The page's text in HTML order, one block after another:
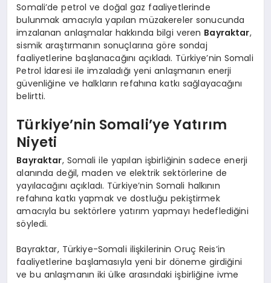
Somali’de petrol ve doğal gaz faaliyetlerinde
bulunmak amacıyla yapılan müzakereler sonucunda
imzalanan anlaşmalar hakkında bilgi veren Bayraktar,
sismik araştırmanın sonuçlarına göre sondaj
faaliyetlerine başlanacağını açıkladı. Türkiye’nin Somali
Petrol İdaresi ile imzaladığı yeni anlaşmanın enerji
güvenliğine ve halkların refahına katkı sağlayacağını
belirtti.
Türkiye’nin Somali’ye Yatırım
Niyeti
Bayraktar, Somali ile yapılan işbirliğinin sadece enerji
alanında değil, maden ve elektrik sektörlerine de
yayılacağını açıkladı. Türkiye’nin Somali halkının
refahına katkı yapmak ve dostluğu pekiştirmek
amacıyla bu sektörlere yatırım yapmayı hedeflediğini
söyledi.
Bayraktar, Türkiye-Somali ilişkilerinin Oruç Reis’in
faaliyetlerine başlamasıyla yeni bir döneme girdiğini
ve bu anlaşmanın iki ülke arasındaki işbirliğine ivme